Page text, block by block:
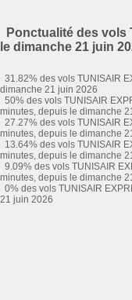
Ponctualité des vols
le dimanche 21 juin
31.82% des vols TUNISAIR
dimanche 21 juin 2026
50% des vols TUNISAIR
minutes, depuis le dimanche
27.27% des vols TUNISAIR
minutes, depuis le dimanche
13.64% des vols TUNISAIR
minutes, depuis le dimanche
9.09% des vols TUNISAIR
minutes, depuis le dimanche
0% des vols TUNISAIR
21 juin 2026